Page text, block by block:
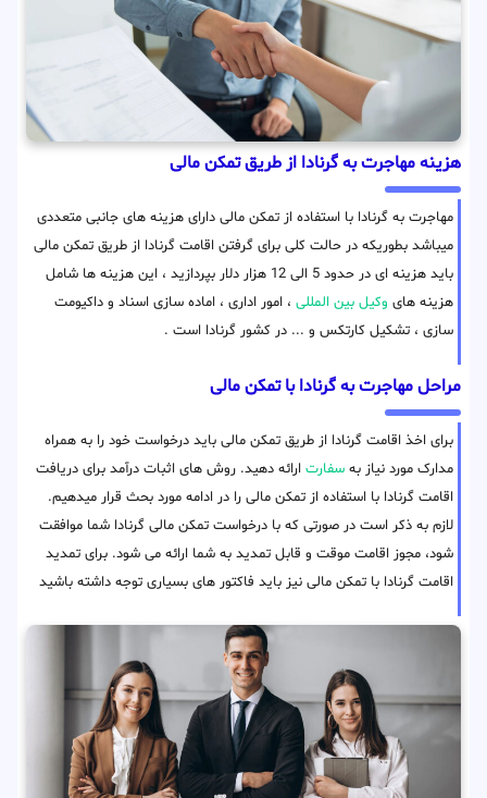
هزینه مهاجرت به گرنادا از طریق تمکن مالی
مهاجرت به گرنادا با استفاده از تمکن مالی دارای هزینه های جانبی متعددی
میباشد بطوریکه در حالت کلی برای گرفتن اقامت گرنادا از طریق تمکن مالی
باید هزینه ای در حدود 5 الی 12 هزار دلار بپردازید ، این هزینه ها شامل
هزینه های وکیل بین المللی ، امور اداری ، اماده سازی اسناد و داکیومت
سازی ، تشکیل کارتکس و ... در کشور گرنادا است .
مراحل مهاجرت به گرنادا با تمکن مالی
برای اخذ اقامت گرنادا از طریق تمکن مالی باید درخواست خود را به همراه
مدارک مورد نیاز به سفارت ارائه دهید. روش های اثبات درآمد برای دریافت
اقامت گرنادا با استفاده از تمکن مالی را در ادامه مورد بحث قرار میدهیم.
لازم به ذکر است در صورتی که با درخواست تمکن مالی گرنادا شما موافقت
شود، مجوز اقامت موقت و قابل تمدید به شما ارائه می شود. برای تمدید
اقامت گرنادا با تمکن مالی نیز باید فاکتور های بسیاری توجه داشته باشید